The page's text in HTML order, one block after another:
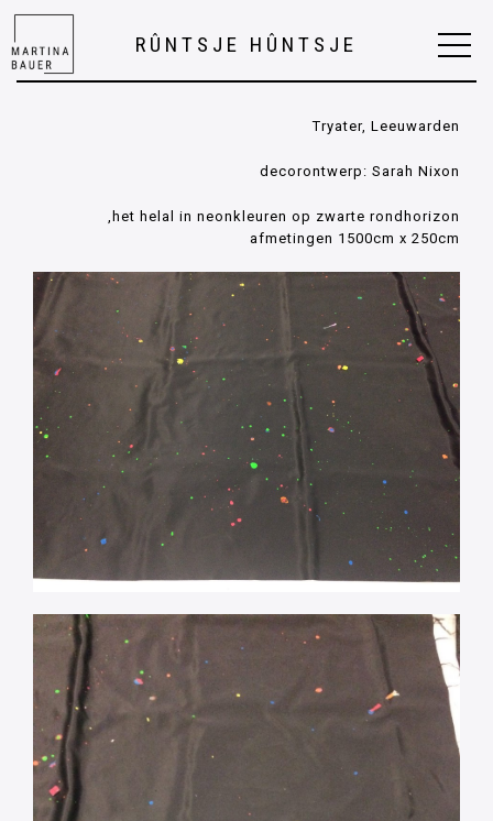
RÛNTSJE HÛNTSJE
Tryater, Leeuwarden
decorontwerp: Sarah Nixon
het helal in neonkleuren op zwarte rondhorizon,
afmetingen 1500cm x 250cm